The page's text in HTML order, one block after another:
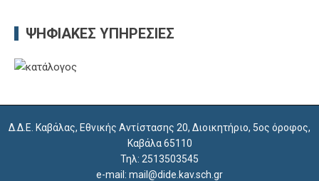
ΨΗΦΙΑΚΈΣ ΥΠΗΡΕΣΊΕΣ
Δ.Δ.Ε. Καβάλας, Εθνικής Αντίστασης 20, Διοικητήριο, 5ος όροφος,
Καβάλα 65110
Τηλ: 2513503545
e-mail: mail@dide.kav.sch.gr